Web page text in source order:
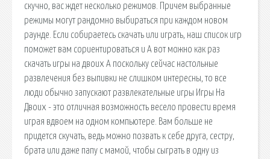
скучно, вас ждет несколько режимов. Причем выбранные
режимы могут рандомно выбираться при каждом новом
раунде. Если собираетесь скачать или играть, наш список игр
поможет вам сориентироваться и А вот можно как раз
скачать игры на двоих А поскольку сейчас настольные
развлечения без выпивки не слишком интересны, то все
люди обычно запускают развлекательные игры Игры На
Двоих - это отличная возможность весело провести время
играя вдвоем на одном компьютере. Вам больше не
придется скучать, ведь можно позвать к себе друга, сестру,
брата или даже папу с мамой, чтобы сыграть в одну из